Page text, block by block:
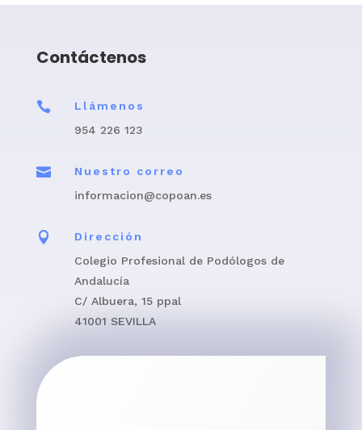
Contáctenos

Llámenos
954 226 123

Nuestro correo
informacion@copoan.es

Dirección
Colegio Profesional de Podólogos de
Andalucía
C/ Albuera, 15 ppal
41001 SEVILLA